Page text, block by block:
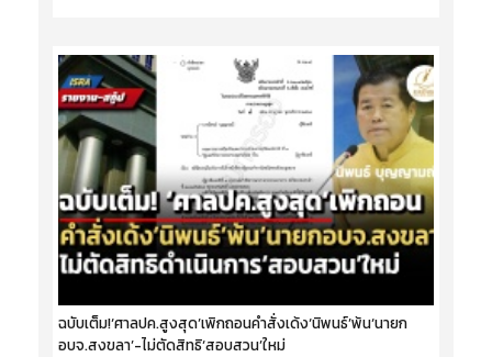
ฉบับเต็ม!‘ศาลปค.สูงสุด’เพิกถอนคำสั่งเด้ง‘นิพนธ์’พ้น‘นายก
อบจ.สงขลา’-ไม่ตัดสิทธิ‘สอบสวน’ใหม่